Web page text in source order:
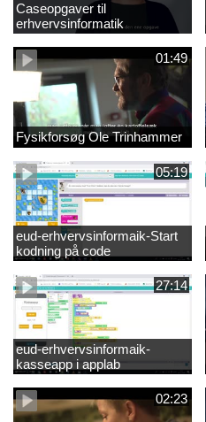
Caseopgaver til
erhvervsinformatik
01:49
Fysikforsøg Ole Trinhammer
05:19
eud-erhvervsinformaik-Start
kodning på code
27:14
eud-erhvervsinformaik-
kasseapp i applab
02:23